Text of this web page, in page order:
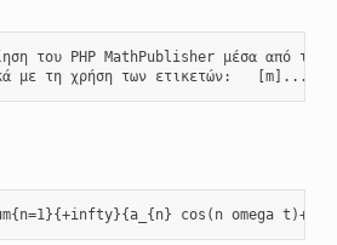
του PHP MathPublisher μέσα από την
με τη χρήση των ετικετών:   [m]...[/
cos(n omega